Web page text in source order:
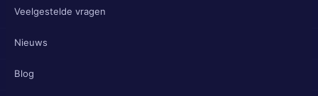
Veelgestelde vragen
Nieuws
Blog